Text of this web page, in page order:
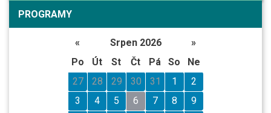
PROGRAMY
« Srpen 2026
»
Po
Út St Čt Pá So
Ne
27
28 29 30 31 1
2
3
4 5 6 7 8
9